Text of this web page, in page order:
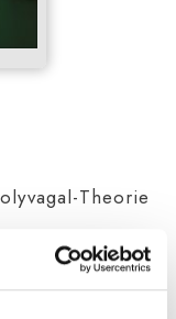
Theorie
für den